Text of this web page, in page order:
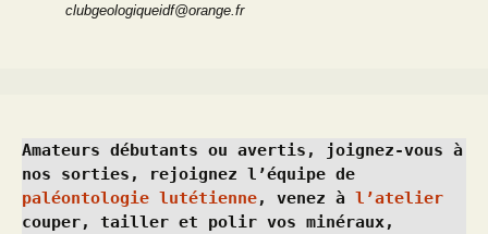
clubgeologiqueidf@orange.fr
Amateurs débutants ou avertis, joignez-vous à
paléontologie lutétienne, venez à l’atelier
couper, tailler et polir vos minéraux,